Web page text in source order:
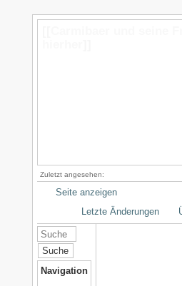
Zuletzt angesehen:
Seite anzeigen
Letzte Änderungen
Suche
Navigation